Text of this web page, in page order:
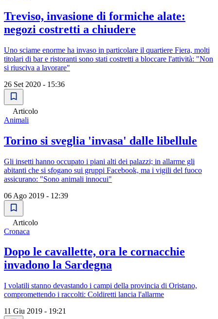
Treviso, invasione di formiche alate:
negozi costretti a chiudere
Uno sciame enorme ha invaso in particolare il quartiere Fiera, molti
titolari di bar e ristoranti sono stati costretti a bloccare l'attività: "Non
si riusciva a lavorare"
26 Set 2020 - 15:36
Articolo
Animali
Torino si sveglia 'invasa' dalle libellule
Gli insetti hanno occupato i piani alti dei palazzi; in allarme gli
abitanti che si sfogano sui gruppi Facebook, ma i vigili del fuoco
assicurano: "Sono animali innocui"
06 Ago 2019 - 12:39
Articolo
Cronaca
Dopo le cavallette, ora le cornacchie
invadono la Sardegna
I volatili stanno devastando i campi della provincia di Oristano,
compromettendo i raccolti: Coldiretti lancia l'allarme
11 Giu 2019 - 19:21